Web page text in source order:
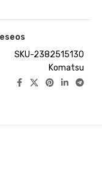
SKU-2382515130
Komatsu